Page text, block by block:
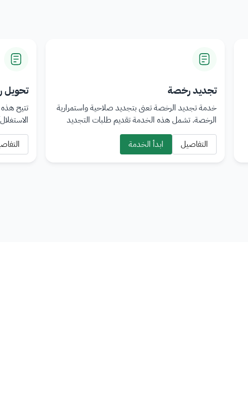
تجديد رخصة
خدمة تجديد الرخصة تعنى بتجديد صلاحية واستمرارية
الرخصة. تشمل هذه الخدمة تقديم طلبات التجديد
وتحديث المستندات والمعلومات المطلوبة وسداد
الرسوم…
التفاصيل ابدأ الخدمة
تتيح
معالجة
لضمان